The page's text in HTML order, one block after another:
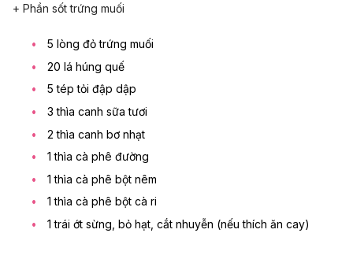
+ Phần sốt trứng muối
5 lòng đỏ trứng muối
20 lá húng quế
5 tép tỏi đập dập
3 thìa canh sữa tươi
2 thìa canh bơ nhạt
1 thìa cà phê đường
1 thìa cà phê bột nêm
1 thìa cà phê bột cà ri
1 trái ớt sừng, bỏ hạt, cắt nhuyễn (nếu thích ăn cay)